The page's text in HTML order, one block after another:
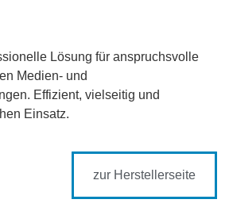
Lösung für anspruchsvolle
Medien- und
Effizient, vielseitig und
Einsatz.
zur Herstellerseite